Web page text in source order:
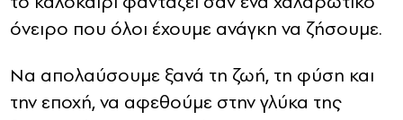
όνειρο που όλοι έχουμε ανάγκη να ζήσουμε.
Να απολαύσουμε ξανά τη ζωή, τη φύση και
την εποχή, να αφεθούμε στην γλύκα της